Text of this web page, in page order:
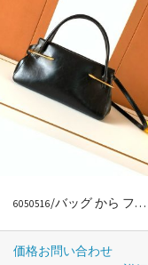
6050516/バッグ から ファッションラグジュアリー
価格お問い合わせ